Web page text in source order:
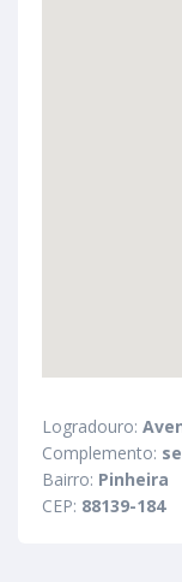
Logradouro:
Complemento:
Bairro: Pinheira
CEP: 88139-184